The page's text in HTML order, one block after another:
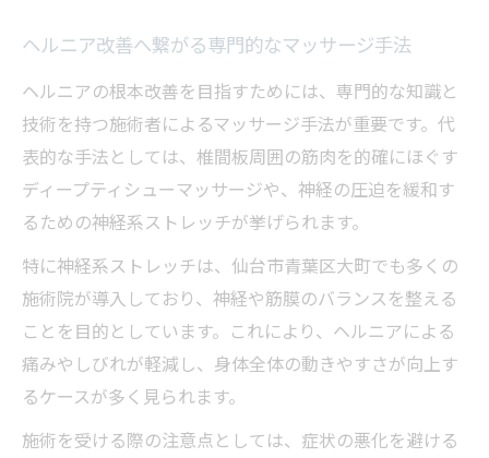
法
ヘルニア対策で注目の自然なセルフケアと
は
宮城県仙台市で注目のヘルニア施術体験
ヘルニア施術体験談で分かる改善のリアル
施術前後で変わるヘルニア症状の実感ポイ
ント
口コミで選ぶヘルニア向け施術の安心感
ヘルニア専門施術の流れと納得のポイント
ヘルニアと向き合う施術体験から得られる
安心感
慢性的な痛み対策にマッサージ活用を
ヘルニア改善へ繋がる専門的なマッサージ手法
ヘルニアの根本改善を目指すためには、専門的な知識と
技術を持つ施術者によるマッサージ手法が重要です。代
表的な手法としては、椎間板周囲の筋肉を的確にほぐす
ディープティシューマッサージや、神経の圧迫を緩和す
るための神経系ストレッチが挙げられます。
特に神経系ストレッチは、仙台市青葉区大町でも多くの
施術院が導入しており、神経や筋膜のバランスを整える
ことを目的としています。これにより、ヘルニアによる
痛みやしびれが軽減し、身体全体の動きやすさが向上す
るケースが多く見られます。
施術を受ける際の注意点としては、症状の悪化を避ける